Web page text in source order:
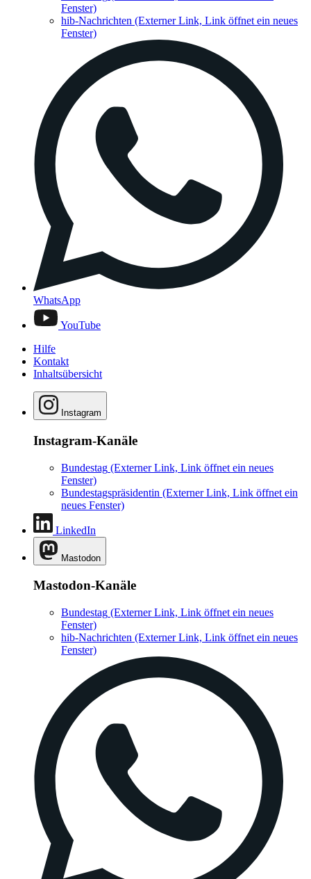
Fenster)
hib-Nachrichten (Externer Link, Link öffnet ein neues
Fenster)
WhatsApp
YouTube
Hilfe
Kontakt
Inhaltsübersicht
Instagram
Instagram-Kanäle
Bundestag (Externer Link, Link öffnet ein neues
Fenster)
Bundestagspräsidentin (Externer Link, Link öffnet ein
neues Fenster)
LinkedIn
Mastodon
Mastodon-Kanäle
Bundestag (Externer Link, Link öffnet ein neues
Fenster)
hib-Nachrichten (Externer Link, Link öffnet ein neues
Fenster)